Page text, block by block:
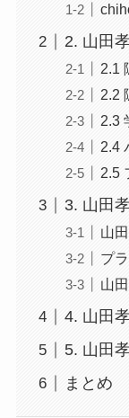
2. 山田
2.1
2.2
2.3
2.4
2.5
3. 山田
山
プ
山
4. 山田
5. 山田
まとめ